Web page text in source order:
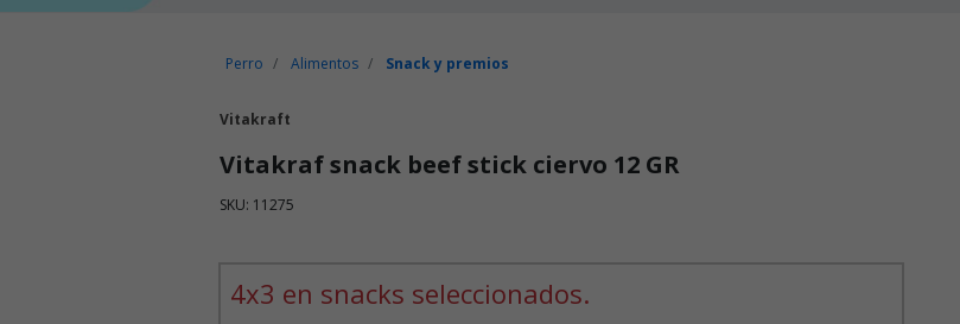
Perro Alimentos Snack y premios
Vitakraft
Vitakraf snack beef stick ciervo 12 GR
SKU: 11275
4x3 en snacks seleccionados.